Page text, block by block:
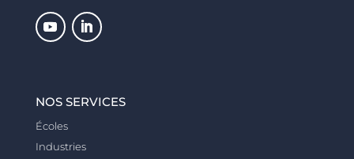
NOS SERVICES
Écoles
Industries